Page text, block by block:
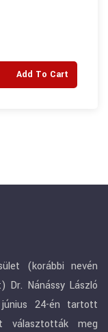
Add To Cart
(korábbi nevén
Dr. Nánássy László
24-én tartott
választották meg